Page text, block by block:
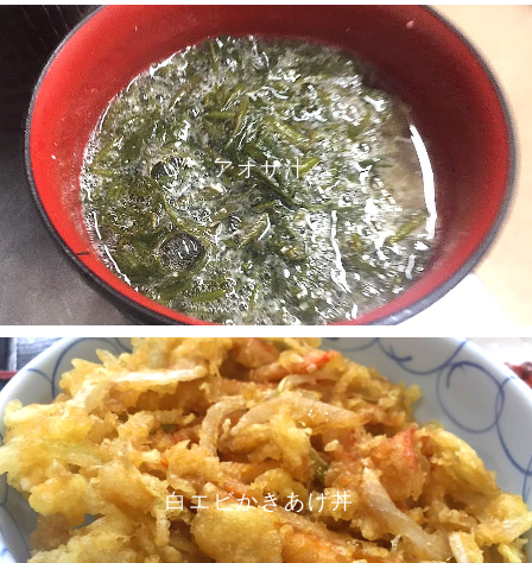
アオサ汁
白エビかきあげ丼